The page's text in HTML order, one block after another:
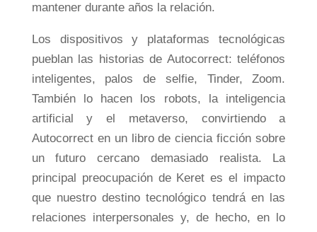
mantener durante años la relación.
Los dispositivos y plataformas tecnológicas
pueblan las historias de Autocorrect: teléfonos
inteligentes, palos de selfie, Tinder, Zoom.
También lo hacen los robots, la inteligencia
artificial y el metaverso, convirtiendo a
Autocorrect en un libro de ciencia ficción sobre
un futuro cercano demasiado realista. La
principal preocupación de Keret es el impacto
que nuestro destino tecnológico tendrá en las
relaciones interpersonales y, de hecho, en lo